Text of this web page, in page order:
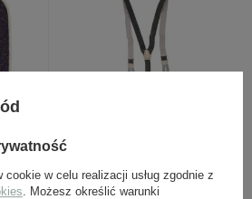
35,00 zł
w celu realizacji usług zgodnie z
. Możesz określić warunki